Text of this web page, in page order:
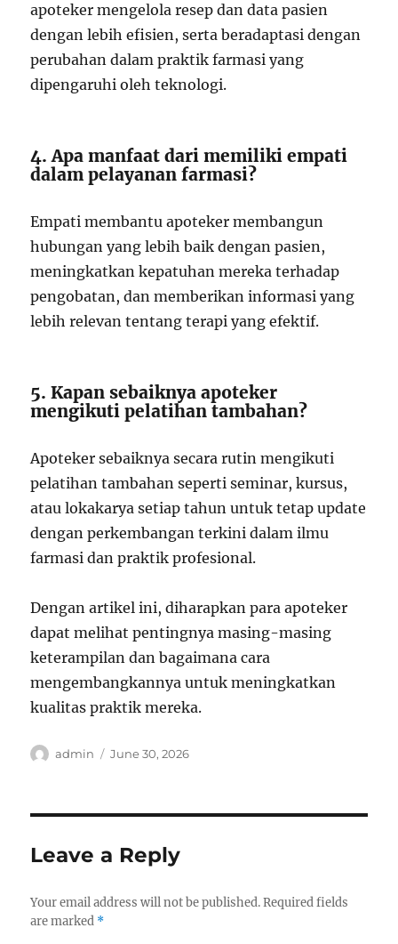
apoteker mengelola resep dan data pasien
dengan lebih efisien, serta beradaptasi dengan
perubahan dalam praktik farmasi yang
dipengaruhi oleh teknologi.
4. Apa manfaat dari memiliki empati
dalam pelayanan farmasi?
Empati membantu apoteker membangun
hubungan yang lebih baik dengan pasien,
meningkatkan kepatuhan mereka terhadap
pengobatan, dan memberikan informasi yang
lebih relevan tentang terapi yang efektif.
5. Kapan sebaiknya apoteker
mengikuti pelatihan tambahan?
Apoteker sebaiknya secara rutin mengikuti
pelatihan tambahan seperti seminar, kursus,
atau lokakarya setiap tahun untuk tetap update
dengan perkembangan terkini dalam ilmu
farmasi dan praktik profesional.
Dengan artikel ini, diharapkan para apoteker
dapat melihat pentingnya masing-masing
keterampilan dan bagaimana cara
mengembangkannya untuk meningkatkan
kualitas praktik mereka.
Author
admin
Posted
June 30, 2026
Leave a Reply
Your email address will not be published. Required fields
are marked *